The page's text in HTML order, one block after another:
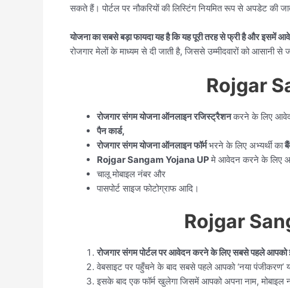
सकते हैं। पोर्टल पर नौकरियों की लिस्टिंग नियमित रूप से अपडेट की
योजना का सबसे बड़ा फायदा यह है कि यह पूरी तरह से फ्री है और इसमें
रोजगार मेलों के माध्यम से दी जाती है, जिससे उम्मीदवारों को आसानी
Rojgar
रोजगार संगम योजना ऑनलाइन रजिस्ट्रैशनकरने के लिए
पैन कार्ड,
रोजगार संगम योजना ऑनलाइन फॉर्मभरने के लिए अभ्यर्थी का
Rojgar Sangam Yojana UPमे आवेदन करने के लिए
चालू मोबाइल नंबर और
पासपोर्ट साइज फोटोग्राफ आदि।
Rojgar
रोजगार संगम पोर्टल पर आवेदन करने के लिए सबसे पहले
वेबसाइट पर पहुँचने के बाद सबसे पहले आपको ‘नया पंजीकरण’
इसके बाद एक फॉर्म खुलेगा जिसमें आपको अपना नाम, मोबाइल